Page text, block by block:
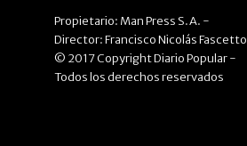
Propietario: Man Press S.A. -
Director: Francisco Nicolás Fascetto
© 2017 Copyright Diario Popular -
Todos los derechos reservados